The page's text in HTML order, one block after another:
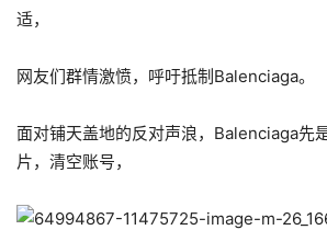
适，
网友们群情激愤，呼吁抵制Balenciaga。
面对铺天盖地的反对声浪，Balenciaga先
片，清空账号，